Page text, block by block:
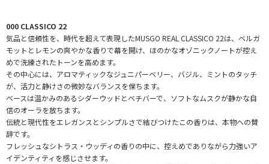
000 CLASSICO 22
気品と信頼性を、時代を超えて表現したMUSGO REAL CLASSICO 22は、ベルガ
モットとレモンの爽やかな香りで幕を開け、ほのかなオゾニックノートが控え
めで洗練されたトーンを高めます。
その中心には、アロマティックなジュニパーベリー、バジル、ミントのタッチ
が、活力と静けさの微妙なバランスを保ちます。
ベースは温かみのあるシダーウッドとベチバーで、ソフトなムスクが静かな自
信のオーラを放ちます。
伝統と現代性をエレガンスとシンプルさで結びつけたこの香りは、本物への賛
辞です。
フレッシュなシトラス・ウッディの香りの中に、控えめでありながら力強いア
イデンティティを感じさせます。